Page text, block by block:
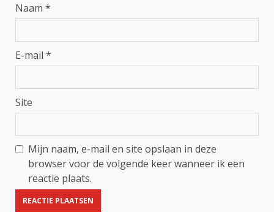
Naam *
E-mail *
Site
Mijn naam, e-mail en site opslaan in deze
browser voor de volgende keer wanneer ik een
reactie plaats.